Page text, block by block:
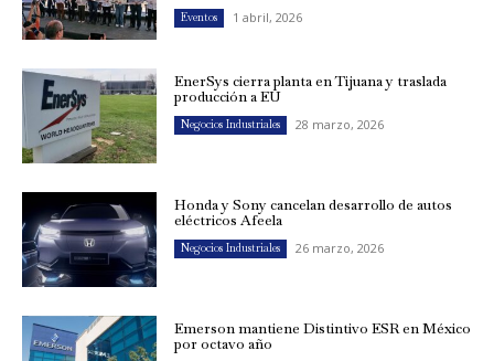
Eventos 1 abril, 2026
EnerSys cierra planta en Tijuana y traslada
producción a EU
Negocios Industriales 28 marzo, 2026
Honda y Sony cancelan desarrollo de autos
eléctricos Afeela
Negocios Industriales 26 marzo, 2026
Emerson mantiene Distintivo ESR en México
por octavo año